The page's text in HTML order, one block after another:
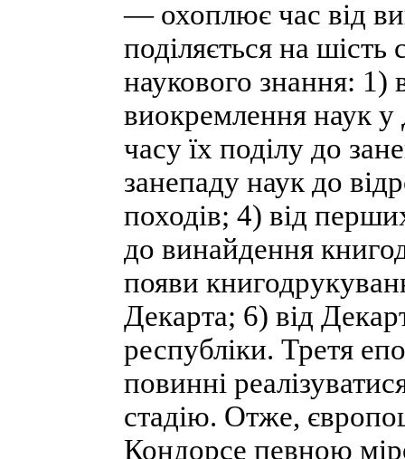
— охоплює час від
поділяється на шість
наукового знання: 1)
виокремлення наук у
часу їх поділу до
занепаду наук до
походів; 4) від
до винайдення
появи
Декарта; 6) від
республіки. Третя
повинні
стадію. Отже,
Кондорсе певною